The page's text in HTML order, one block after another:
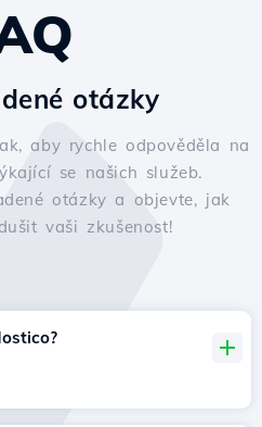
otázky
aby rychle odpověděla na
se našich služeb.
otázky a objevte, jak
vaši zkušenost!